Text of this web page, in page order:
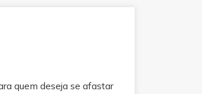
quem deseja se afastar